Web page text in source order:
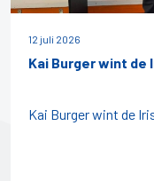
12 juli 2026
Kai Burger wint de
Kai Burger wint de